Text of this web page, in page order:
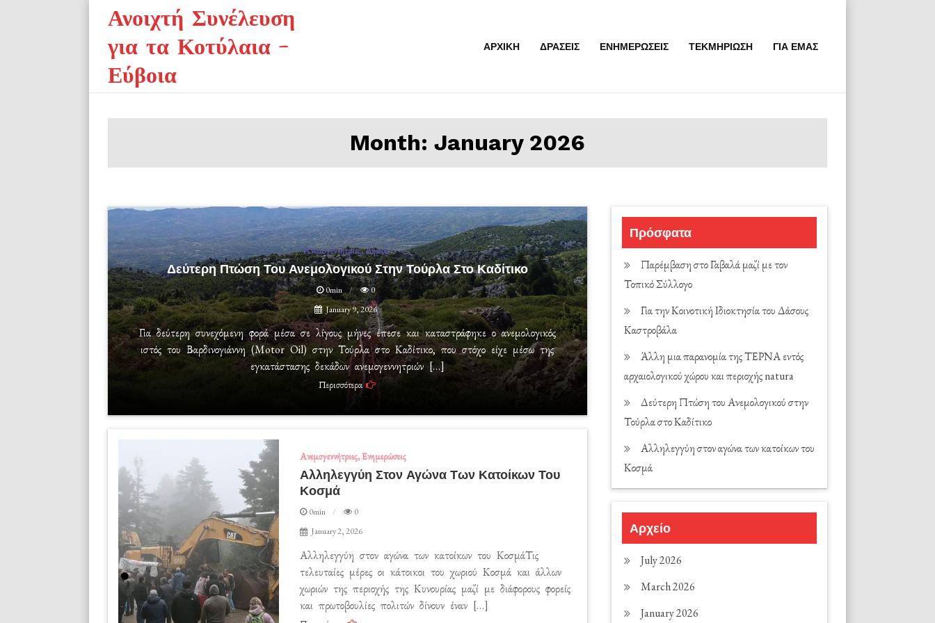
Ανοιχτή Συνέλευση
για τα Κοτύλαια –
Εύβοια
ΑΡΧΙΚΗ ΔΡΑΣΕΙΣ ΕΝΗΜΕΡΩΣΕΙΣ ΤΕΚΜΗΡΙΩΣΗ ΓΙΑ ΕΜΑΣ
Month: January 2026
Ανεμογεννήτριες Δήμος
Δεύτερη Πτώση Του Ανεμολογικού Στην Τούρλα Στο Καδίτικο
0min
0
January 9, 2026
Για δεύτερη συνεχόμενη φορά μέσα σε λίγους μήνες έπεσε και καταστράφηκε ο ανεμολογικός
ιστός του Βαρδινογιάννη (Motor Oil) στην Τούρλα στο Καδίτικο, που στόχο είχε μέσω της
εγκατάστασης δεκάδων ανεμογεννητριών […]
Περισσότερα
Ανεμογεννήτριες Ενημερώσεις
Αλληλεγγύη Στον Αγώνα Των Κατοίκων Του
Κοσμά
0min
0
January 2, 2026
Αλληλεγγύη στον αγώνα των κατοίκων του ΚοσμάΤις
τελευταίες μέρες οι κάτοικοι του χωριού Κοσμά και άλλων
χωριών της περιοχής της Κυνουρίας μαζί με διάφορους φορείς
και πρωτοβουλίες πολιτών δίνουν έναν […]
Πρόσφατα
Παρέμβαση στο Γαβαλά μαζί με τον
Τοπικό Σύλλογο
Για την Κοινοτική Ιδιοκτησία του Δάσους
Καστροβάλα
Άλλη μια παρανομία της ΤΕΡΝΑ εντός
αρχαιολογικού χώρου και περιοχής natura
Δεύτερη Πτώση του Ανεμολογικού στην
Τούρλα στο Καδίτικο
Αλληλεγγύη στον αγώνα των κατοίκων του
Κοσμά
Αρχείο
July 2026
March 2026
January 2026